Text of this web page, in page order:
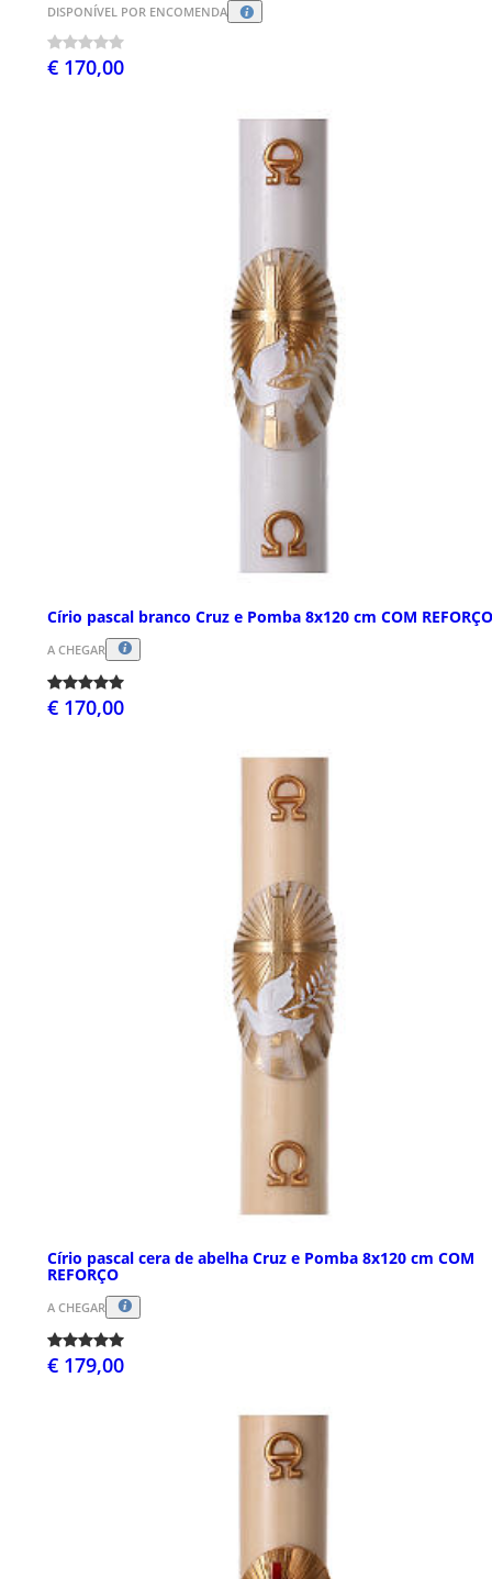
DISPONÍVEL POR ENCOMENDA
€ 170,00
Círio pascal branco Cruz e Pomba 8x120 cm COM REFORÇO
A CHEGAR
€ 170,00
Círio pascal cera de abelha Cruz e Pomba 8x120 cm COM
REFORÇO
A CHEGAR
€ 179,00